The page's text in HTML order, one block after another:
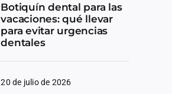
Botiquín dental para las
vacaciones: qué llevar
para evitar urgencias
dentales
20 de julio de 2026